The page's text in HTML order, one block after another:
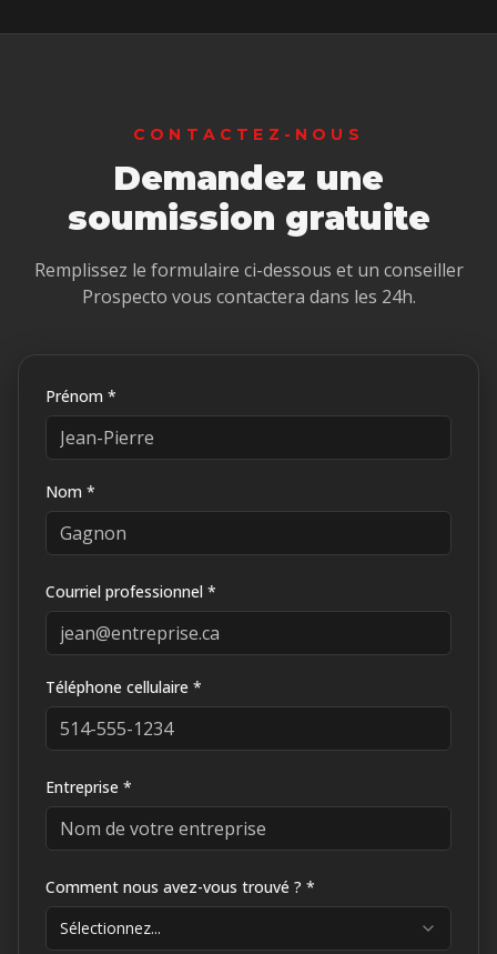
CONTACTEZ-NOUS
Demandez une
soumission gratuite
Remplissez le formulaire ci-dessous et un conseiller
Prospecto vous contactera dans les 24h.
Prénom *
Nom *
Courriel professionnel *
Téléphone cellulaire *
Entreprise *
Comment nous avez-vous trouvé ? *
Sélectionnez...